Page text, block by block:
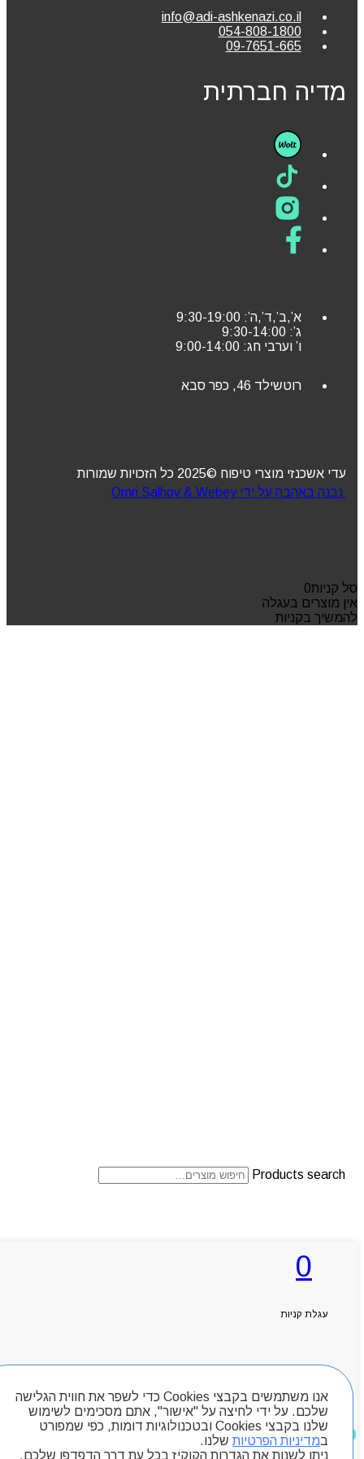
info@adi-ashkenazi.co.il
054-808-1800
09-7651-665
מדיה חברתית
א’,ב’,ד’,ה’: 9:30-19:00
ג’: 9:30-14:00
ו’ וערבי חג: 9:00-14:00
רוטשילד 46, כפר סבא
עדי אשכנזי מוצרי טיפוח ©2025 כל הזכויות שמורות
נבנה באהבה על ידי Omri Salhov & Webey
אנו משתמשים בקבצי Cookies כדי לשפר את חווית הגלישה
שלכם. על ידי לחיצה על "אישור", אתם מסכימים לשימוש
שלנו בקבצי Cookies ובטכנולוגיות דומות, כפי שמפורט
במדיניות הפרטיות שלנו.
ניתן לשנות את הגדרות הקוקיז בכל עת דרך הדפדפן שלכם.
0
עגלת קניות
חיפוש מוצרים
מוצרים שאהבתי
סל קניות0
אין מוצרים בעגלה
להמשיך בקניות
Products search
אודותניו
קטלוג מוצרים
יצירת קשר
מותגים